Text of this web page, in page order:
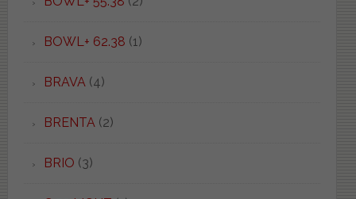
BOWL+ 62.38 (1)
BRAVA (4)
BRENTA (2)
BRIO (3)